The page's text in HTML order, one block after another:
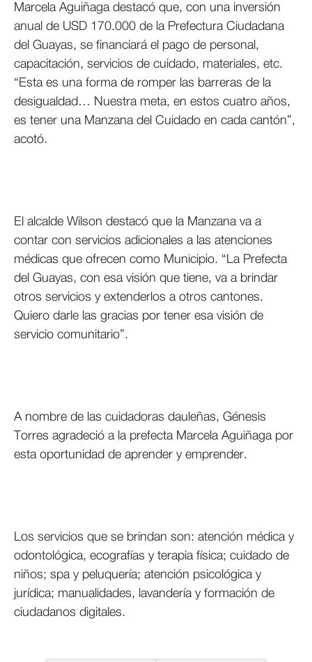
Marcela Aguiñaga destacó que, con una inversión
anual de USD 170.000 de la Prefectura Ciudadana
del Guayas, se financiará el pago de personal,
capacitación, servicios de cuidado, materiales, etc.
“Esta es una forma de romper las barreras de la
desigualdad… Nuestra meta, en estos cuatro años,
es tener una Manzana del Cuidado en cada cantón”,
acotó.
El alcalde Wilson destacó que la Manzana va a
contar con servicios adicionales a las atenciones
médicas que ofrecen como Municipio. “La Prefecta
del Guayas, con esa visión que tiene, va a brindar
otros servicios y extenderlos a otros cantones.
Quiero darle las gracias por tener esa visión de
servicio comunitario”.
A nombre de las cuidadoras dauleñas, Génesis
Torres agradeció a la prefecta Marcela Aguiñaga por
esta oportunidad de aprender y emprender.
Los servicios que se brindan son: atención médica y
odontológica, ecografías y terapia física; cuidado de
niños; spa y peluquería; atención psicológica y
jurídica; manualidades, lavandería y formación de
ciudadanos digitales.